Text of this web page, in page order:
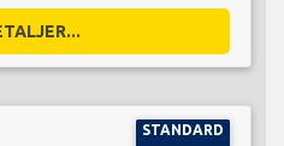
STANDARD